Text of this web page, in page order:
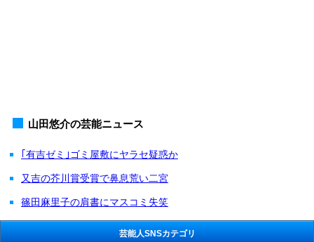
山田悠介の芸能ニュース
｢有吉ゼミ｣ゴミ屋敷にヤラセ疑惑か
又吉の芥川賞受賞で鼻息荒い二宮
篠田麻里子の肩書にマスコミ失笑
芸能人SNSカテゴリ